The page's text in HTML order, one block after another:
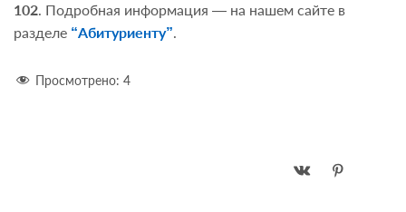
102. Подробная информация — на нашем сайте в
разделе “Абитуриенту”.
Просмотрено: 4